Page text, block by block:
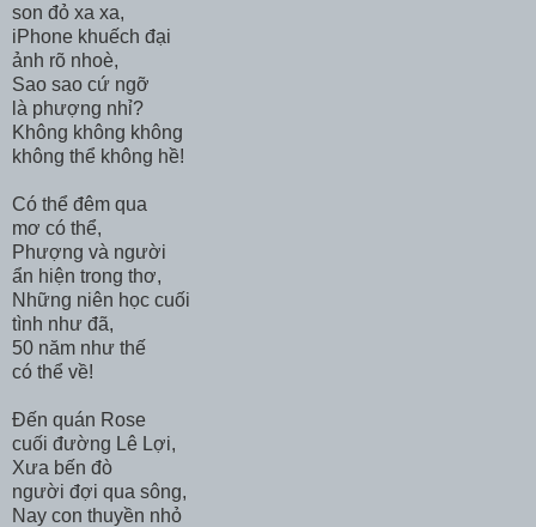
son đỏ xa xa,
iPhone khuếch đại
ảnh rõ nhoè,
Sao sao cứ ngỡ
là phượng nhỉ?
Không không không
không thể không hề!
Có thể đêm qua
mơ có thể,
Phượng và người
ẩn hiện trong thơ,
Những niên học cuối
tình như đã,
50 năm như thế
có thể về!
Đến quán Rose
cuối đường Lê Lợi,
Xưa bến đò
người đợi qua sông,
Nay con thuyền nhỏ